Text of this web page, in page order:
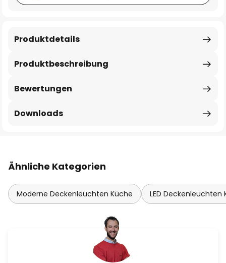
Produktbeschreibung
Produktdetails
Bewertungen
Downloads
Ähnliche Kategorien
Moderne Deckenleuchten Küche LED Deckenleuchten